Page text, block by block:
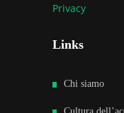
Privacy
Links
Chi siamo